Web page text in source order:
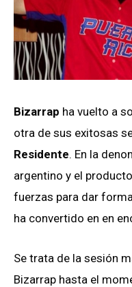
Bizarrap ha vuelto a
otra de sus exitosas
Residente. En la
argentino y el
fuerzas para dar
ha convertido en en
Se trata de la sesión
Bizarrap hasta el